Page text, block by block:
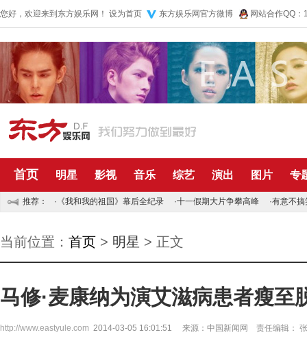
您好，欢迎来到东方娱乐网！ 设为首页 东方娱乐网官方微博 网站合作QQ
首页 明星 影视 音乐 综艺 演出 图片 专
推荐： · 《我和我的祖国》幕后全纪录 ·十一假期大片争攀高峰 ·有意不搞
当前位置： 首页 > 明星 > 正文
马修·麦康纳为演艾滋病患者瘦至
http://www.eastyule.com 2014-03-05 16:01:51 来源：中国新闻网 责任编辑：